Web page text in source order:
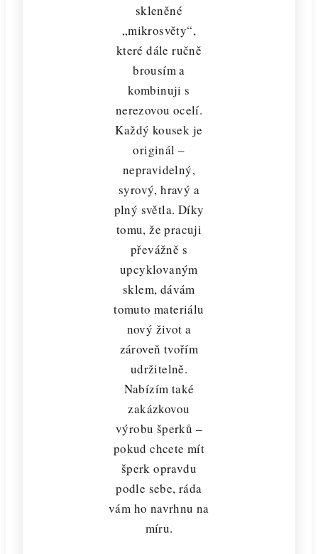
skleněné
„mikrosvěty“,
které dále ručně
brousím a
kombinuji s
nerezovou ocelí.
Každý kousek je
originál –
nepravidelný,
syrový, hravý a
plný světla. Díky
tomu, že pracuji
převážně s
upcyklovaným
sklem, dávám
tomuto materiálu
nový život a
zároveň tvořím
udržitelně.
Nabízím také
zakázkovou
výrobu šperků –
pokud chcete mít
šperk opravdu
podle sebe, ráda
vám ho navrhnu na
míru.